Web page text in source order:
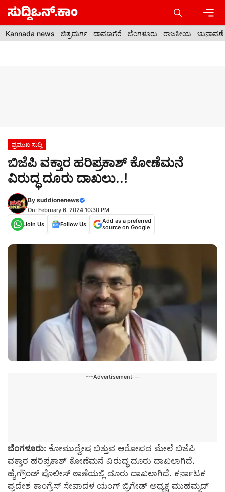
Skip
content
Kannada news ಚಿತ್ರದುರ್ಗ ದಾವಣಗೆರೆ ಬೆಂಗಳೂರು ರಾಜಕೀಯ ಚುನಾವಣೆ
ಪ್ರಮುಖ ಸುದ್ದಿ
ಬಿಜೆಪಿ ವಕ್ತಾರ ಹರಿಪ್ರಕಾಶ್ ಕೋಣೆಮನೆ
ವಿರುದ್ಧ ದೂರು ದಾಖಲು..!
By suddionenews
On: February 6, 2024 10:30 PM
Join Us
Follow Us
Add as a preferred
source on Google
---Advertisement---
ಬೆಂಗಳೂರು: ಕೋಮುದ್ವೇಷ ಬಿತ್ತುವ ಆರೋಪದ ಮೇಲೆ ಬಿಜೆಪಿ
ವಕ್ತಾರ ಹರಿಪ್ರಕಾಶ್ ಕೋಣೆಮನೆ ವಿರುದ್ಧ ದೂರು ದಾಖಲಾಗಿದೆ.
ಹೈಗ್ರೌಂಡ್ ಪೊಲೀಸ್ ಠಾಣೆಯಲ್ಲಿ ದೂರು ದಾಖಲಾಗಿದೆ. ಕರ್ನಾಟಕ
ಪ್ರದೇಶ ಕಾಂಗ್ರೆಸ್ ಸೇವಾದಳ ಯಂಗ್ ಬ್ರಿಗೇಡ್ ಅಧ್ಯಕ್ಷ ಮುಹಮ್ಮದ್